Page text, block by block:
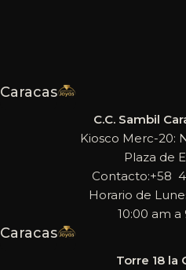
Caracas
C.C. Sambil
Kiosco Merc-20:
Plaza de
Contacto:+58
Horario de
10:00 am
Caracas
Torre 18 la